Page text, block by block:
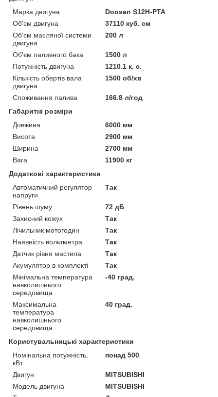
Марка двигуна
Doosan S12H-PTA
Об'єм двигуна
37110 куб. см
Об'єм масляної системи
двигуна
200 л
Об'єм паливного бака
1500 л
Потужність двигуна
1210.1 к. с.
Кількість обертів вала
двигуна
1500 об/хв
Споживання палива
166.8 л/год
Габаритні розміри
Довжина
6000 мм
Висота
2900 мм
Ширина
2700 мм
Вага
11900 кг
Додаткові характеристики
Автоматичний регулятор
напруги
Так
Рівень шуму
72 дБ
Захисний кожух
Так
Лічильник мотогодин
Так
Наявність вольтметра
Так
Датчик рівня мастила
Так
Акумулятор в комплекті
Так
Мінімальна температура
навколишнього
середовища
-40 град.
Максимальна
температура
навколишнього
середовища
40 град.
Користувальницькі характеристики
Номінальна потужність,
кВт
понад 500
Двигун
MITSUBISHI
Модель двигуна
MITSUBISHI